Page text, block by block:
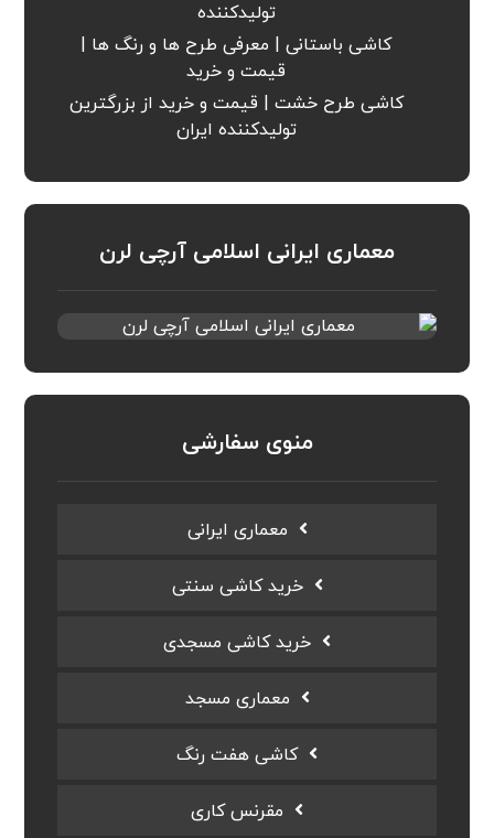
تولیدکننده
کاشی باستانی | معرفی طرح ها و رنگ ها |
قیمت و خرید
کاشی طرح خشت | قیمت و خرید از بزرگترین
تولیدکننده ایران
معماری ایرانی اسلامی آرچی لرن
منوی سفارشی
معماری ایرانی
خرید کاشی سنتی
خرید کاشی مسجدی
معماری مسجد
کاشی هفت رنگ
مقرنس کاری